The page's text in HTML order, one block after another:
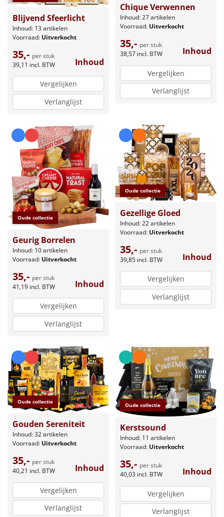
Blijvend Sfeerlicht
Inhoud: 13 artikelen
Voorraad: Uitverkocht
35,- per stuk
39,11 incl. BTW Inhoud
Vergelijken
Verlanglijst
Chique Verwennen
Inhoud: 27 artikelen
Voorraad: Uitverkocht
35,- per stuk
38,57 incl. BTW Inhoud
Vergelijken
Verlanglijst
Oude collectie
Geurig Borrelen
Inhoud: 10 artikelen
Voorraad: Uitverkocht
35,- per stuk
41,19 incl. BTW Inhoud
Vergelijken
Verlanglijst
Oude collectie
Gezellige Gloed
Inhoud: 22 artikelen
Voorraad: Uitverkocht
35,- per stuk
39,85 incl. BTW Inhoud
Vergelijken
Verlanglijst
Oude collectie
Gouden Sereniteit
Inhoud: 32 artikelen
Voorraad: Uitverkocht
35,- per stuk
40,21 incl. BTW Inhoud
Vergelijken
Verlanglijst
Oude collectie
Kerstsound
Inhoud: 11 artikelen
Voorraad: Uitverkocht
35,- per stuk
40,03 incl. BTW Inhoud
Vergelijken
Verlanglijst